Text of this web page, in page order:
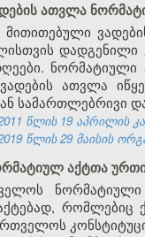
ათვლა
მითითებული
დადგენილი
. ნორმატიული
ვადების ათვლა
ან სამართლებრივი
წლის 19 აპრილის
წლის 29 მაისის
აქტთა
რომლებიც